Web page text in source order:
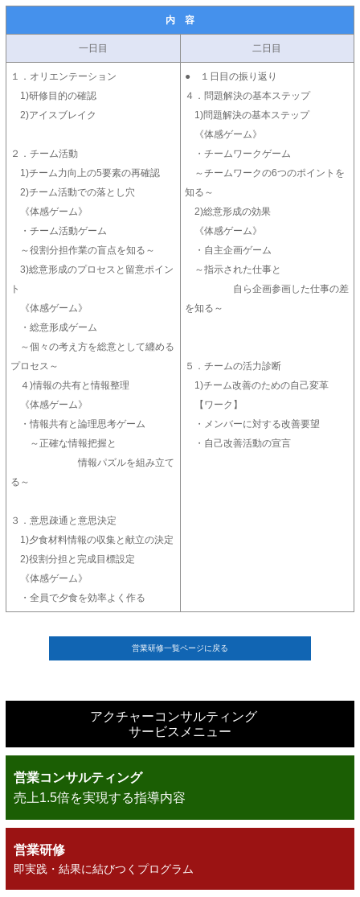
内 容
一日目 二日目
１．オリエンテーション
1)研修目的の確認
2)アイスブレイク
２．チーム活動
1)チーム力向上の5要素の再確認
2)チーム活動での落とし穴
《体感ゲーム》
・チーム活動ゲーム
～役割分担作業の盲点を知る～
3)総意形成のプロセスと留意ポイン
ト
《体感ゲーム》
・総意形成ゲーム
～個々の考え方を総意として纏める
プロセス～
４)情報の共有と情報整理
《体感ゲーム》
・情報共有と論理思考ゲーム
～正確な情報把握と
情報パズルを組み立て
る～
３．意思疎通と意思決定
1)夕食材料情報の収集と献立の決定
2)役割分担と完成目標設定
《体感ゲーム》
・全員で夕食を効率よく作る
● １日目の振り返り
４．問題解決の基本ステップ
1)問題解決の基本ステップ
《体感ゲーム》
・チームワークゲーム
～チームワークの6つのポイントを
知る～
2)総意形成の効果
《体感ゲーム》
・自主企画ゲーム
～指示された仕事と
自ら企画参画した仕事の差
を知る～
５．チームの活力診断
1)チーム改善のための自己変革
【ワーク】
・メンバーに対する改善要望
・自己改善活動の宣言
営業研修一覧ページに戻る
アクチャーコンサルティング
サービスメニュー
営業コンサルティング
売上1.5倍を実現する指導内容
営業研修
即実践・結果に結びつくプログラム